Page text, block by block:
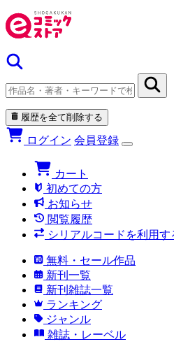
履歴を全て削除する
ログイン 会員登録
カート
初めての方
お知らせ
閲覧履歴
シリアルコードを利用す
無料・セール作品
新刊一覧
新刊雑誌一覧
ランキング
ジャンル
雑誌・レーベル